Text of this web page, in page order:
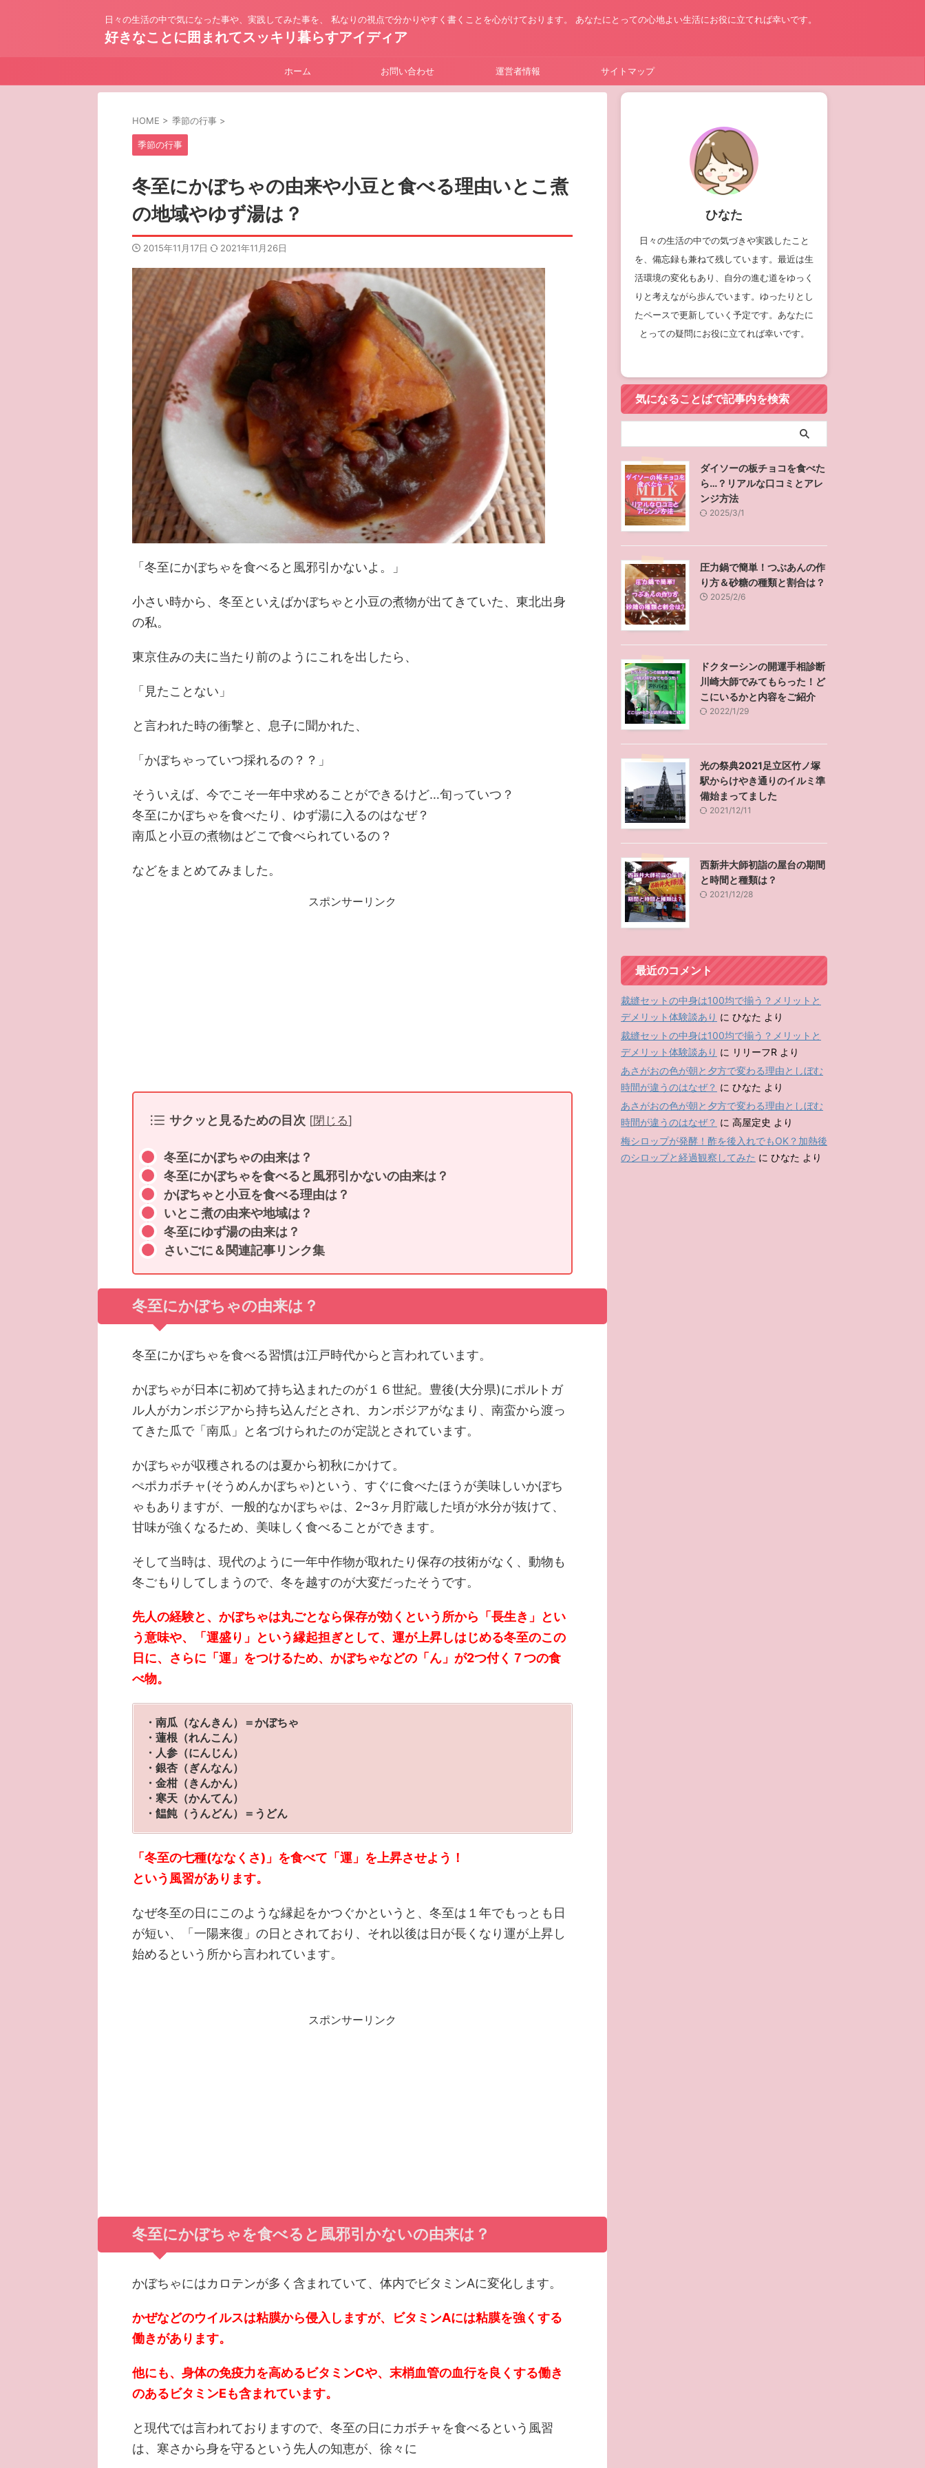
日々の生活の中で気になった事や、実践してみた事を、 私なりの視点で分かりやすく書くことを心がけております。 あなたにとっての心地よい生活にお役に立てれば幸いです。
好きなことに囲まれてスッキリ暮らすアイディア
ホーム お問い合わせ 運営者情報 サイトマップ
HOME > 季節の行事 >
季節の行事
冬至にかぼちゃの由来や小豆と食べる理由いとこ煮
の地域やゆず湯は？
2015年11月17日 2021年11月26日
「冬至にかぼちゃを食べると風邪引かないよ。」
小さい時から、冬至といえばかぼちゃと小豆の煮物が出てきていた、東北出身
の私。
東京住みの夫に当たり前のようにこれを出したら、
「見たことない」
と言われた時の衝撃と、息子に聞かれた、
「かぼちゃっていつ採れるの？？」
そういえば、今でこそ一年中求めることができるけど…旬っていつ？
冬至にかぼちゃを食べたり、ゆず湯に入るのはなぜ？
南瓜と小豆の煮物はどこで食べられているの？
などをまとめてみました。
スポンサーリンク
サクッと見るための目次 [閉じる]
冬至にかぼちゃの由来は？
冬至にかぼちゃを食べると風邪引かないの由来は？
かぼちゃと小豆を食べる理由は？
いとこ煮の由来や地域は？
冬至にゆず湯の由来は？
さいごに＆関連記事リンク集
冬至にかぼちゃの由来は？
冬至にかぼちゃを食べる習慣は江戸時代からと言われています。
かぼちゃが日本に初めて持ち込まれたのが１６世紀。豊後(大分県)にポルトガ
ル人がカンボジアから持ち込んだとされ、カンボジアがなまり、南蛮から渡っ
てきた瓜で「南瓜」と名づけられたのが定説とされています。
かぼちゃが収穫されるのは夏から初秋にかけて。
ぺポカボチャ(そうめんかぼちゃ)という、すぐに食べたほうが美味しいかぼち
ゃもありますが、一般的なかぼちゃは、2~3ヶ月貯蔵した頃が水分が抜けて、
甘味が強くなるため、美味しく食べることができます。
そして当時は、現代のように一年中作物が取れたり保存の技術がなく、動物も
冬ごもりしてしまうので、冬を越すのが大変だったそうです。
先人の経験と、かぼちゃは丸ごとなら保存が効くという所から「長生き」とい
う意味や、「運盛り」という縁起担ぎとして、運が上昇しはじめる冬至のこの
日に、さらに「運」をつけるため、かぼちゃなどの「ん」が2つ付く７つの食
べ物。
・南瓜（なんきん）＝かぼちゃ
・蓮根（れんこん）
・人参（にんじん）
・銀杏（ぎんなん）
・金柑（きんかん）
・寒天（かんてん）
・饂飩（うんどん）＝うどん
「冬至の七種(ななくさ)」を食べて「運」を上昇させよう！
という風習があります。
なぜ冬至の日にこのような縁起をかつぐかというと、冬至は１年でもっとも日
が短い、「一陽来復」の日とされており、それ以後は日が長くなり運が上昇し
始めるという所から言われています。
スポンサーリンク
冬至にかぼちゃを食べると風邪引かないの由来は？
かぼちゃにはカロテンが多く含まれていて、体内でビタミンAに変化します。
かぜなどのウイルスは粘膜から侵入しますが、ビタミンAには粘膜を強くする
働きがあります。
他にも、身体の免疫力を高めるビタミンCや、末梢血管の血行を良くする働き
のあるビタミンEも含まれています。
と現代では言われておりますので、冬至の日にカボチャを食べるという風習
は、寒さから身を守るという先人の知恵が、徐々に
ひなた
日々の生活の中での気づきや実践したこと
を、備忘録も兼ねて残しています。最近は生
活環境の変化もあり、自分の進む道をゆっく
りと考えながら歩んでいます。ゆったりとし
たペースで更新していく予定です。あなたに
とっての疑問にお役に立てれば幸いです。
気になることばで記事内を検索
ダイソーの板チョコを食べた
ら…？リアルな口コミとアレ
ンジ方法
2025/3/1
圧力鍋で簡単！つぶあんの作
り方＆砂糖の種類と割合は？
2025/2/6
ドクターシンの開運手相診断
川崎大師でみてもらった！ど
こにいるかと内容をご紹介
2022/1/29
光の祭典2021足立区竹ノ塚
駅からけやき通りのイルミ準
備始まってました
2021/12/11
西新井大師初詣の屋台の期間
と時間と種類は？
2021/12/28
最近のコメント
裁縫セットの中身は100均で揃う？メリットと
デメリット体験談あり に ひなた より
裁縫セットの中身は100均で揃う？メリットと
デメリット体験談あり に リリーフR より
あさがおの色が朝と夕方で変わる理由としぼむ
時間が違うのはなぜ？ に ひなた より
あさがおの色が朝と夕方で変わる理由としぼむ
時間が違うのはなぜ？ に 高屋定史 より
梅シロップが発酵！酢を後入れでもOK？加熱後
のシロップと経過観察してみた に ひなた より